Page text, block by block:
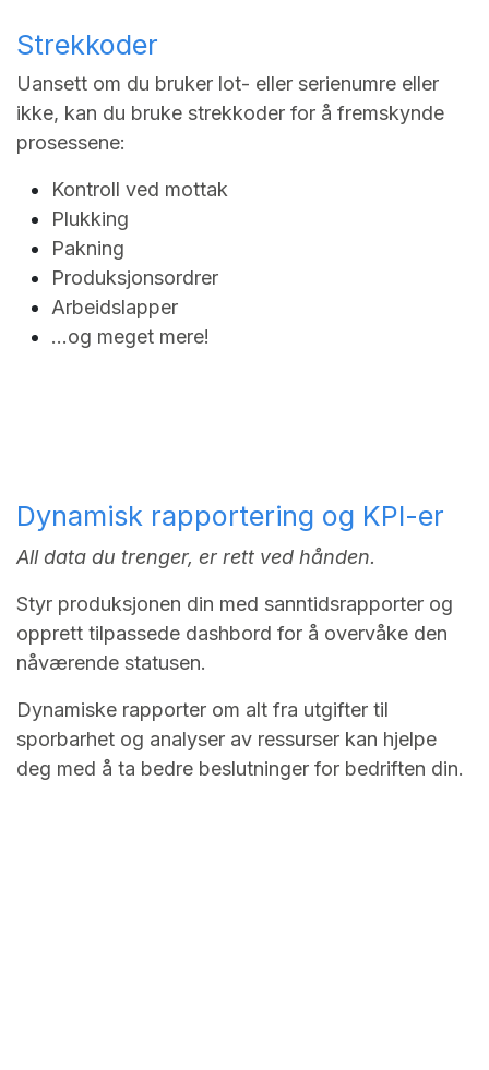
Strekkoder
Uansett om du bruker lot- eller serienumre eller
ikke, kan du bruke strekkoder for å fremskynde
prosessene:
Kontroll ved mottak
Plukking
Pakning
Produksjonsordrer
Arbeidslapper
...og meget mere!
Dynamisk rapportering og KPI-er
All data du trenger, er rett ved hånden.
Styr produksjonen din med sanntidsrapporter og
opprett tilpassede dashbord for å overvåke den
nåværende statusen.
Dynamiske rapporter om alt fra utgifter til
sporbarhet og analyser av ressurser kan hjelpe
deg med å ta bedre beslutninger for bedriften din.